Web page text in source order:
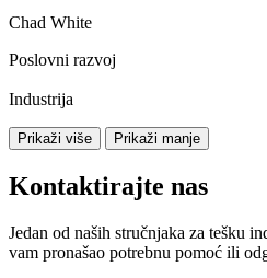
Chad White
Poslovni razvoj
Industrija
Prikaži više Prikaži manje
Kontaktirajte nas
Jedan od naših stručnjaka za tešku
vam pronašao potrebnu pomoć ili